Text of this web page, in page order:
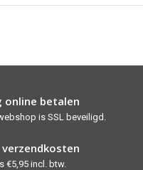
online betalen
is SSL beveiligd.
verzendkosten
€5,95 incl. btw.